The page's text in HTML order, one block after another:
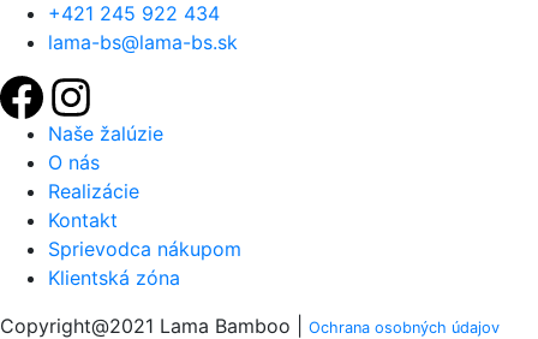
+421 245 922 434
lama-bs@lama-bs.sk
Naše žalúzie
O nás
Realizácie
Kontakt
Sprievodca nákupom
Klientská zóna
Copyright@2021 Lama Bamboo |
Ochrana osobných údajov